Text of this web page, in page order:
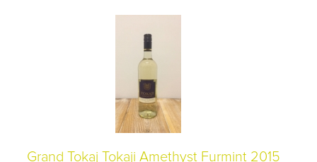
Grand Tokaj Tokaji Amethyst Furmint 2015